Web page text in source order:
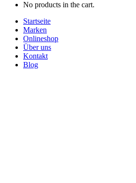
No products in the cart.
Startseite
Marken
Onlineshop
Über uns
Kontakt
Blog